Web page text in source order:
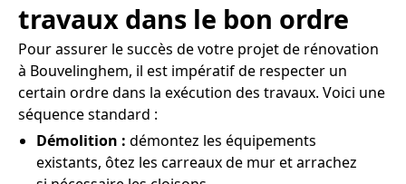
travaux dans le bon ordre
Pour assurer le succès de votre projet de rénovation
à Bouvelinghem, il est impératif de respecter un
certain ordre dans la exécution des travaux. Voici une
séquence standard :
Démolition : démontez les équipements
existants, ôtez les carreaux de mur et arrachez